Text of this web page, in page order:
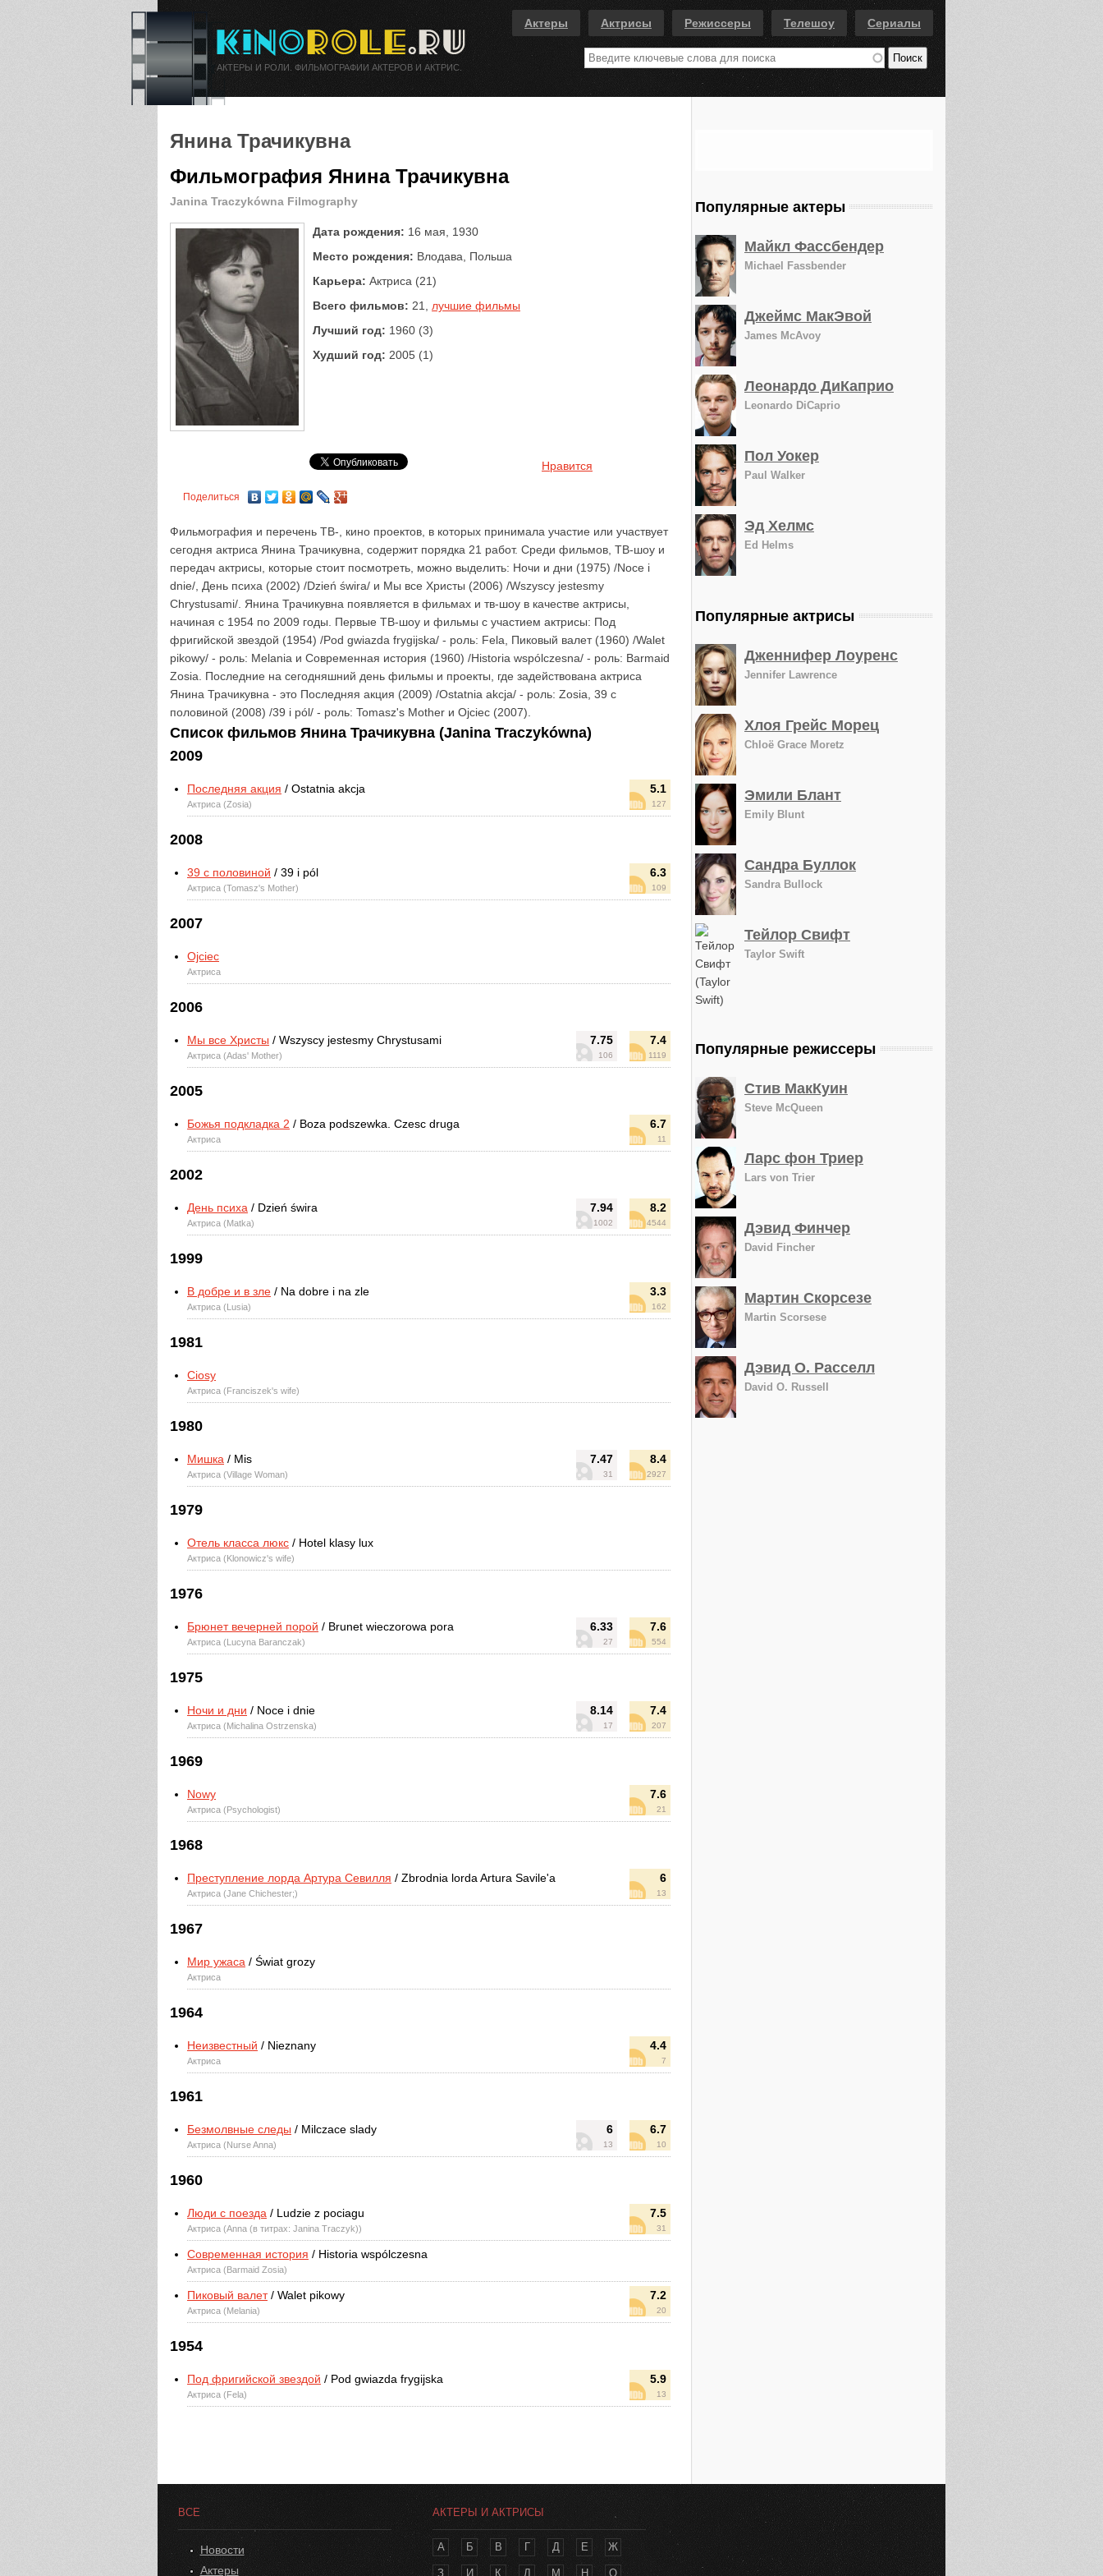
Актеры Актрисы Режиссеры Телешоу Сериалы
Янина Трачикувна
Фильмография Янина Трачикувна
Janina Traczykówna Filmography
Дата рождения: 16 мая, 1930
Место рождения: Влодава, Польша
Карьера: Актриса (21)
Всего фильмов: 21, лучшие фильмы
Лучший год: 1960 (3)
Худший год: 2005 (1)
Нравится
Поделиться
Фильмография и перечень ТВ-, кино проектов, в которых принимала участие или участвует
сегодня актриса Янина Трачикувна, содержит порядка 21 работ. Среди фильмов, ТВ-шоу и
передач актрисы, которые стоит посмотреть, можно выделить: Ночи и дни (1975) /Noce i
dnie/, День психа (2002) /Dzień świra/ и Мы все Христы (2006) /Wszyscy jestesmy
Chrystusami/. Янина Трачикувна появляется в фильмах и тв-шоу в качестве актрисы,
начиная с 1954 по 2009 годы. Первые ТВ-шоу и фильмы с участием актрисы: Под
фригийской звездой (1954) /Pod gwiazda frygijska/ - роль: Fela, Пиковый валет (1960) /Walet
pikowy/ - роль: Melania и Современная история (1960) /Historia wspólczesna/ - роль: Barmaid
Zosia. Последние на сегодняшний день фильмы и проекты, где задействована актриса
Янина Трачикувна - это Последняя акция (2009) /Ostatnia akcja/ - роль: Zosia, 39 с
половиной (2008) /39 i pól/ - роль: Tomasz's Mother и Ojciec (2007).
Список фильмов Янина Трачикувна (Janina Traczykówna)
2009
5.1
127
Последняя акция / Ostatnia akcja
Актриса (Zosia)
2008
6.3
109
39 с половиной / 39 i pól
Актриса (Tomasz's Mother)
2007
Ojciec
Актриса
2006
7.75
106
7.4
1119
Мы все Христы / Wszyscy jestesmy Chrystusami
Актриса (Adas' Mother)
2005
6.7
11
Божья подкладка 2 / Boza podszewka. Czesc druga
Актриса
2002
7.94
1002
8.2
4544
День психа / Dzień świra
Актриса (Matka)
1999
3.3
162
В добре и в зле / Na dobre i na zle
Актриса (Lusia)
1981
Ciosy
Актриса (Franciszek's wife)
1980
7.47
31
8.4
2927
Мишка / Mis
Актриса (Village Woman)
1979
Отель класса люкс / Hotel klasy lux
Актриса (Klonowicz's wife)
1976
6.33
27
7.6
554
Брюнет вечерней порой / Brunet wieczorowa pora
Актриса (Lucyna Baranczak)
1975
8.14
17
7.4
207
Ночи и дни / Noce i dnie
Актриса (Michalina Ostrzenska)
1969
7.6
21
Nowy
Актриса (Psychologist)
1968
6
13
Преступление лорда Артура Севилля / Zbrodnia lorda Artura Savile'a
Актриса (Jane Chichester;)
1967
Мир ужаса / Świat grozy
Актриса
1964
4.4
7
Неизвестный / Nieznany
Актриса
1961
6
13
6.7
10
Безмолвные следы / Milczace slady
Актриса (Nurse Anna)
1960
7.5
31
Люди с поезда / Ludzie z pociagu
Актриса (Anna (в титрах: Janina Traczyk))
Современная история / Historia wspólczesna
Актриса (Barmaid Zosia)
7.2
20
Пиковый валет/ Walet pikowy
Актриса (Melania)
1954
5.9
13
Под фригийской звездой / Pod gwiazda frygijska
Актриса (Fela)
Популярные актеры
Майкл Фассбендер
Michael Fassbender
Джеймс МакЭвой
James McAvoy
Леонардо ДиКаприо
Leonardo DiCaprio
Пол Уокер
Paul Walker
Эд Хелмс
Ed Helms
Популярные актрисы
Дженнифер Лоуренс
Jennifer Lawrence
Хлоя Грейс Морец
Chloë Grace Moretz
Эмили Блант
Emily Blunt
Сандра Буллок
Sandra Bullock
Тейлор Свифт
Taylor Swift
Популярные режиссеры
Стив МакКуин
Steve McQueen
Ларс фон Триер
Lars von Trier
Дэвид Финчер
David Fincher
Мартин Скорсезе
Martin Scorsese
Дэвид О. Расселл
David O. Russell
ВСЕ
Новости
Актеры
АКТЕРЫ И АКТРИСЫ
А Б В Г Д Е Ж
З И К Л М Н О
АКТЕРЫ И РОЛИ. ФИЛЬМОГРАФИИ АКТЕРОВ И АКТРИС.